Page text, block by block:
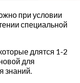
при условии
специальной
длятся 1-2
для
знаний.